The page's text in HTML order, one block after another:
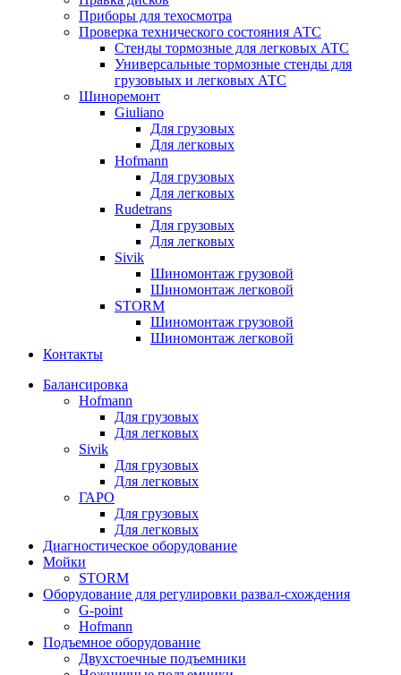
Приборы для техосмотра
Проверка технического состояния АТС
Стенды тормозные для легковых АТС
Универсальные тормозные стенды для
грузовыых и легковых АТС
Шиноремонт
Giuliano
Для грузовых
Для легковых
Hofmann
Для грузовых
Для легковых
Rudetrans
Для грузовых
Для легковых
Sivik
Шиномонтаж грузовой
Шиномонтаж легковой
STORM
Шиномонтаж грузовой
Шиномонтаж легковой
Контакты
Балансировка
Hofmann
Для грузовых
Для легковых
Sivik
Для грузовых
Для легковых
ГАРО
Для грузовых
Для легковых
Диагностическое оборудование
Мойки
STORM
Оборудование для регулировки развал-схождения
G-point
Hofmann
Подъемное оборудование
Двухстоечные подъемники